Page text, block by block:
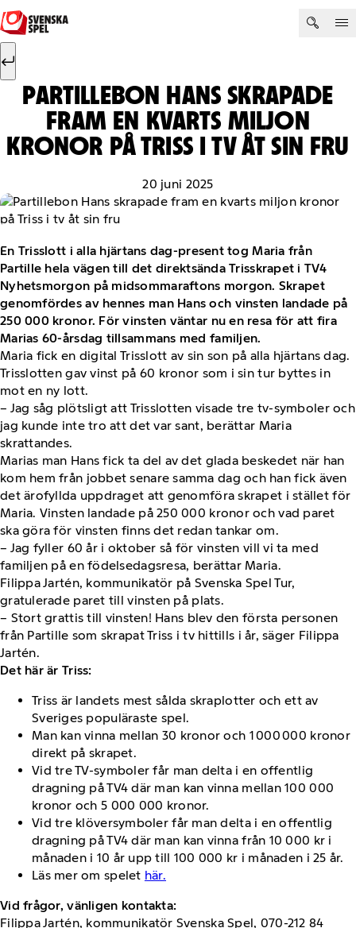
Hoppa till innehåll
Sök efter:
PARTILLEBON HANS SKRAPADE
FRAM EN KVARTS MILJON
KRONOR PÅ TRISS I TV ÅT SIN FRU
20 juni 2025
En Trisslott i alla hjärtans dag-present tog Maria från
Partille hela vägen till det direktsända Trisskrapet i TV4
Nyhetsmorgon på midsommaraftons morgon. Skrapet
genomfördes av hennes man Hans och vinsten landade på
250 000 kronor. För vinsten väntar nu en resa för att fira
Marias 60-årsdag tillsammans med familjen.
Maria fick en digital Trisslott av sin son på alla hjärtans dag.
Trisslotten gav vinst på 60 kronor som i sin tur byttes in
mot en ny lott.
– Jag såg plötsligt att Trisslotten visade tre tv-symboler och
jag kunde inte tro att det var sant, berättar Maria
skrattandes.
Marias man Hans fick ta del av det glada beskedet när han
kom hem från jobbet senare samma dag och han fick även
det ärofyllda uppdraget att genomföra skrapet i stället för
Maria. Vinsten landade på 250 000 kronor och vad paret
ska göra för vinsten finns det redan tankar om.
– Jag fyller 60 år i oktober så för vinsten vill vi ta med
familjen på en födelsedagsresa, berättar Maria.
Filippa Jartén, kommunikatör på Svenska Spel Tur,
gratulerade paret till vinsten på plats.
– Stort grattis till vinsten! Hans blev den första personen
från Partille som skrapat Triss i tv hittills i år, säger Filippa
Jartén.
Det här är Triss:
Triss är landets mest sålda skraplotter och ett av
Sveriges populäraste spel.
Man kan vinna mellan 30 kronor och 1 000 000 kronor
direkt på skrapet.
Vid tre TV-symboler får man delta i en offentlig
dragning på TV4 där man kan vinna mellan 100 000
kronor och 5 000 000 kronor.
Vid tre klöversymboler får man delta i en offentlig
dragning på TV4 där man kan vinna från 10 000 kr i
månaden i 10 år upp till 100 000 kr i månaden i 25 år.
Läs mer om spelet här.
Vid frågor, vänligen kontakta:
Filippa Jartén, kommunikatör Svenska Spel, 070-212 84